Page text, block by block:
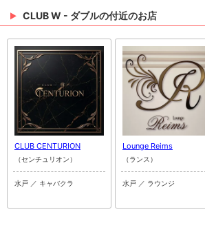
CLUB W - ダブルの付近のお店
CLUB CENTURION
（センチュリオン）
水戸 ／ キャバクラ
Lounge Reims
（ランス）
水戸 ／ ラウンジ